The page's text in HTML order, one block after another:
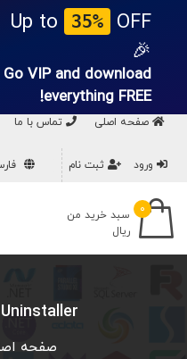
Up to 35%
OFF
🎉
Go VIP and download
everything FREE!
صفحه اصلی تماس با ما
ورود ثبت نام
۰
سبد خرید من
ریال
صفحه